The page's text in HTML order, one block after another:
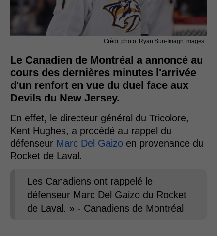
Crédit photo: Ryan Sun-Imagn Images
Le Canadien de Montréal a annoncé au
cours des dernières minutes l'arrivée
d'un renfort en vue du duel face aux
Devils du New Jersey.
En effet, le directeur général du Tricolore,
Kent Hughes, a procédé au rappel du
défenseur Marc Del Gaizo en provenance du
Rocket de Laval.
Les Canadiens ont rappelé le
défenseur Marc Del Gaizo du Rocket
de Laval. » - Canadiens de Montréal